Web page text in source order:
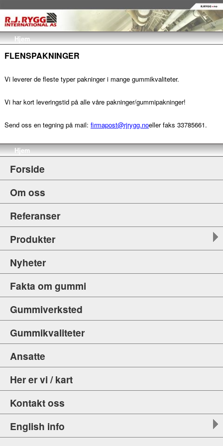
Hjem
FLENSPAKNINGER
Vi leverer de fleste typer pakninger i mange gummikvaliteter.
Vi har kort leveringstid på alle våre pakninger/gummipakninger!
Send oss en tegning på mail: firmapost@rjrygg.noeller faks 33785661.
Hjem
Forside
Om oss
Referanser
Produkter
Nyheter
Fakta om gummi
Gummiverksted
Gummikvaliteter
Ansatte
Her er vi / kart
Kontakt oss
English info